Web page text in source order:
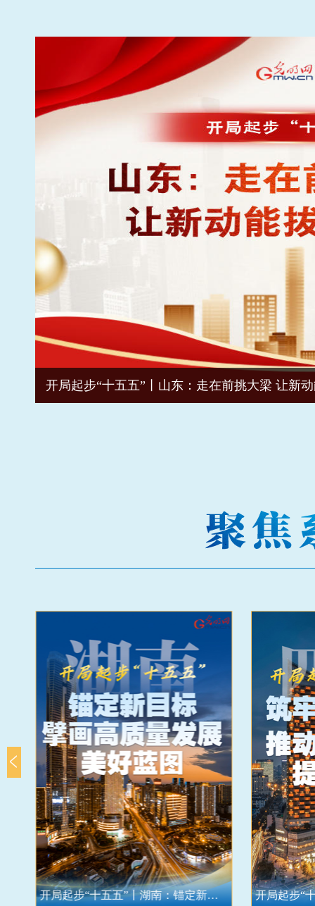
开局起步“十五五”丨山东：走在前挑大梁 让新
开局起步“十五五”丨湖南：锚定新目标 擘画高质量发展美好蓝图